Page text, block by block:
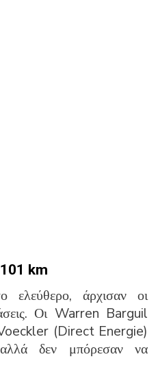
101 km
άρχισαν οι
Οι Warren Barguil
(Direct Energie)
δεν μπόρεσαν να